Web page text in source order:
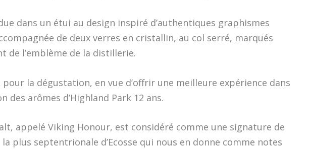
dans un étui au design inspiré d’authentiques graphismes
de deux verres en cristallin, au col serré, marqués
de l’emblème de la distillerie.
pour la dégustation, en vue d’offrir une meilleure expérience dans
des arômes d’Highland Park 12 ans.
appelé Viking Honour, est considéré comme une signature de
plus septentrionale d’Ecosse qui nous en donne comme notes